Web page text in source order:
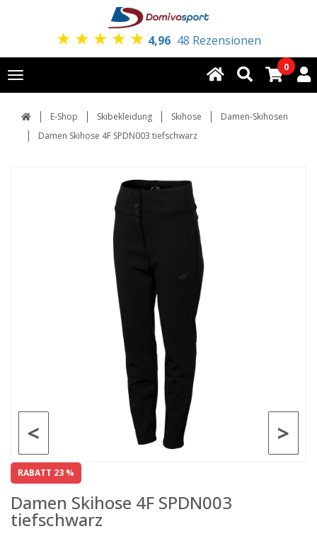
★ ★ ★ ★ ★ 4,96 48 Rezensionen
Toggle
navigation
0
E-Shop Skibekleidung Skihose
Damen-Skihosen
Damen Skihose 4F SPDN003 tiefschwarz
>
<
RABATT 23 %
Damen Skihose 4F SPDN003
tiefschwarz